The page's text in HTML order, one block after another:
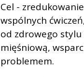
Cel -
wspólnych
od zdrowego stylu
mięśniową,
problemem.